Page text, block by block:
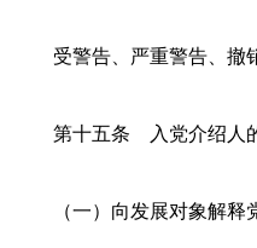
受警告、严重警告、撤
第十五条 入党介绍人
（一）向发展对象解